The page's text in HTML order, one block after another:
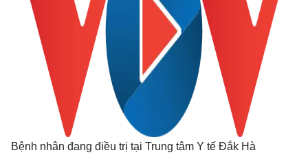
Bệnh nhân đang điều trị tại Trung tâm Y tế Đắk Hà